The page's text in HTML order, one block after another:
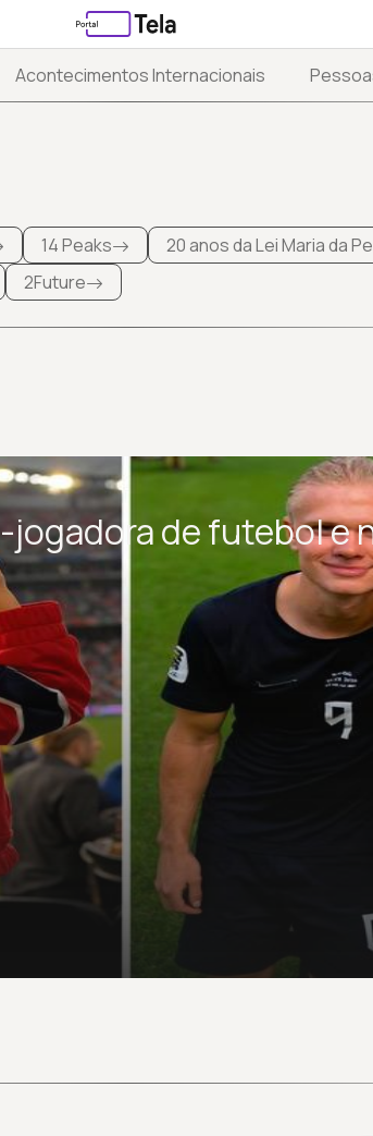
Acontecimentos Internacionais
14 Peaks
20 anos da Lei Maria da
2Future
jogadora de futebol e